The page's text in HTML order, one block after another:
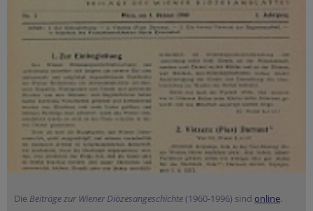
Die Beiträge zur Wiener Diözesangeschichte(1960-1996) sind online.